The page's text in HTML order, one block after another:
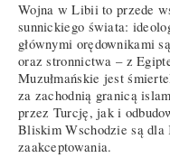
Wojna w Libii to przede
sunnickiego świata:
głównymi orędownikami
oraz stronnictwa – z
Muzułmańskie jest
za zachodnią granicą
przez Turcję, jak i
Bliskim Wschodzie są
zaakceptowania.